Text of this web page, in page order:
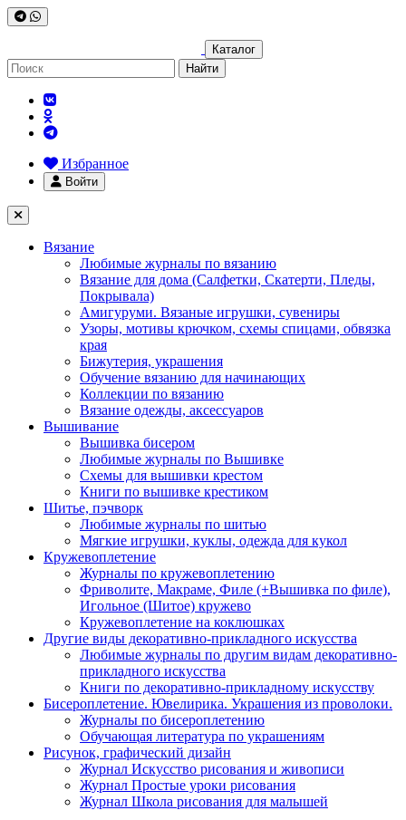
Каталог
Найти
Избранное
Войти
Вязание
Любимые журналы по вязанию
Вязание для дома (Салфетки, Скатерти, Пледы,
Покрывала)
Амигуруми. Вязаные игрушки, сувениры
Узоры, мотивы крючком, схемы спицами, обвязка
края
Бижутерия, украшения
Обучение вязанию для начинающих
Коллекции по вязанию
Вязание одежды, аксессуаров
Вышивание
Вышивка бисером
Любимые журналы по Вышивке
Схемы для вышивки крестом
Книги по вышивке крестиком
Шитье, пэчворк
Любимые журналы по шитью
Мягкие игрушки, куклы, одежда для кукол
Кружевоплетение
Журналы по кружевоплетению
Фриволите, Макраме, Филе (+Вышивка по филе),
Игольное (Шитое) кружево
Кружевоплетение на коклюшках
Другие виды декоративно-прикладного искусства
Любимые журналы по другим видам декоративно-
прикладного искусства
Книги по декоративно-прикладному искусству
Бисероплетение. Ювелирика. Украшения из проволоки.
Журналы по бисероплетению
Обучающая литература по украшениям
Рисунок, графический дизайн
Журнал Искусство рисования и живописи
Журнал Простые уроки рисования
Журнал Школа рисования для малышей